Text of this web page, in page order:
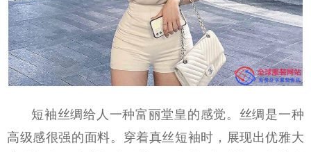
短袖丝绸给人一种富丽堂皇的感觉。丝绸是一种
高级感很强的面料。穿着真丝短袖时，展现出优雅大